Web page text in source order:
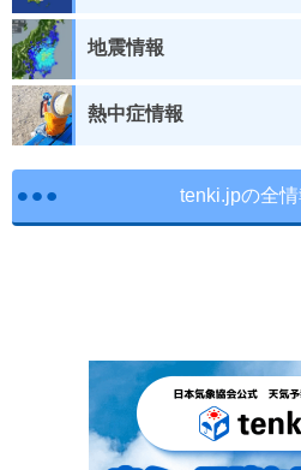
地震情報
熱中症情報
tenki.jpの全